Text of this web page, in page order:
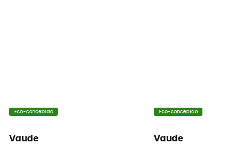
Eco-concebido
Vaude
Eco-concebido
Vaude